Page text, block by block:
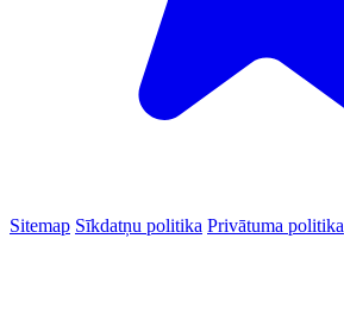
Sitemap Sīkdatņu politika Privātuma politika